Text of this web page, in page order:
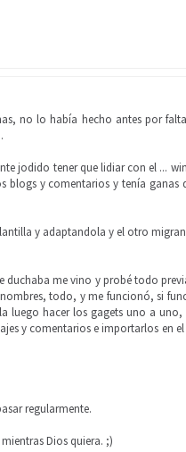
no lo había hecho antes por
jodido tener que lidiar con el ...
blogs y comentarios y tenía ganas
y adaptandola y el otro
duchaba me vino y probé todo
todo, y me funcionó, si
luego hacer los gagets uno a uno,
y comentarios e importarlos en
regularmente.
Dios quiera. ;)